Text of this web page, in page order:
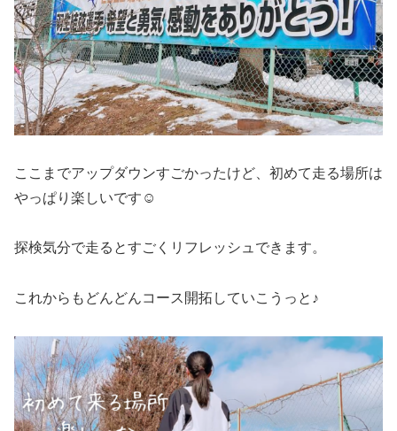
ここまでアップダウンすごかったけど、初めて走る場所は
やっぱり楽しいです☺️
探検気分で走るとすごくリフレッシュできます。
これからもどんどんコース開拓していこうっと♪